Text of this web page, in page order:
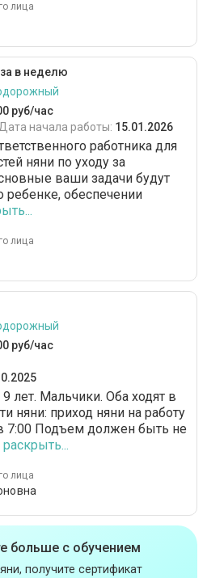
лица
в неделю
руб/час
начала работы: 15.01.2026
работника для
няни по уходу за
ваши задачи будут
ребенке, обеспечении
лица
руб/час
лет. Мальчики. Оба ходят в
няни: приход няни на работу
7:00 Подъем должен быть не
раскрыть...
лица
больше с обучением
получите сертификат